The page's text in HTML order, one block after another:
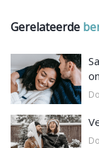
Gerelateerde